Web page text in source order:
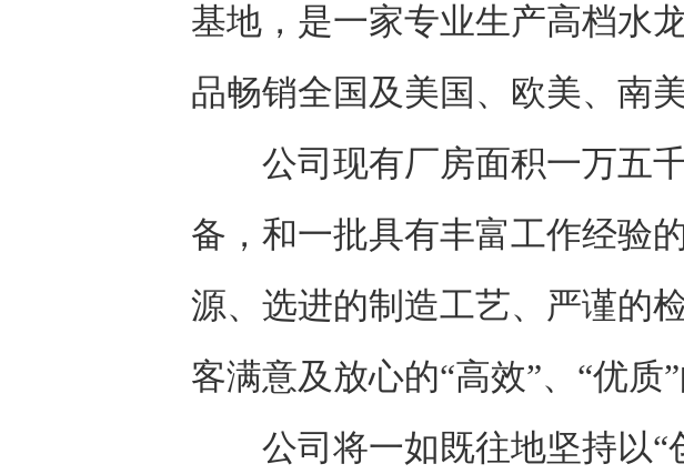
基地，是一家专业生产高档水
品畅销全国及美国、欧美、南
公司现有厂房面积一万五千
备，和一批具有丰富工作经验
源、选进的制造工艺、严谨的
客满意及放心的“高效”、“优质”
公司将一如既往地坚持以“